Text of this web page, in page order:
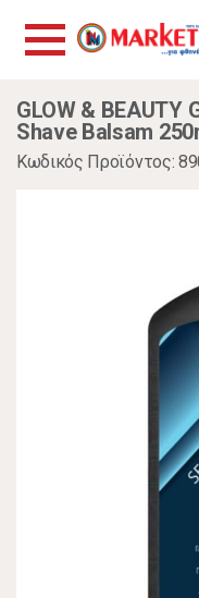
GLOW & BEAUTY
Shave Balsam
Κωδικός Προϊόντος: